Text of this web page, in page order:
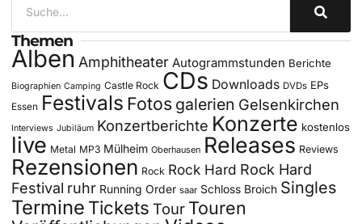
Themen
Alben Amphitheater Autogrammstunden Berichte
Biographien Camping Castle Rock CDs Downloads DVDs EPs
Essen Festivals Fotos galerien Gelsenkirchen
Interviews Jubiläum Konzertberichte Konzerte kostenlos
live Metal MP3 Mülheim Oberhausen Releases Reviews
Rezensionen Rock Rock Hard Rock Hard
Festival ruhr Running Order saar Schloss Broich Singles
Termine Tickets Tour Touren